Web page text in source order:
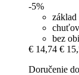
-5%
základ
bez
€ 14,74 €
Doručenie